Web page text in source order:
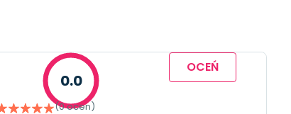
0.0
(0 ocen)
OCEŃ